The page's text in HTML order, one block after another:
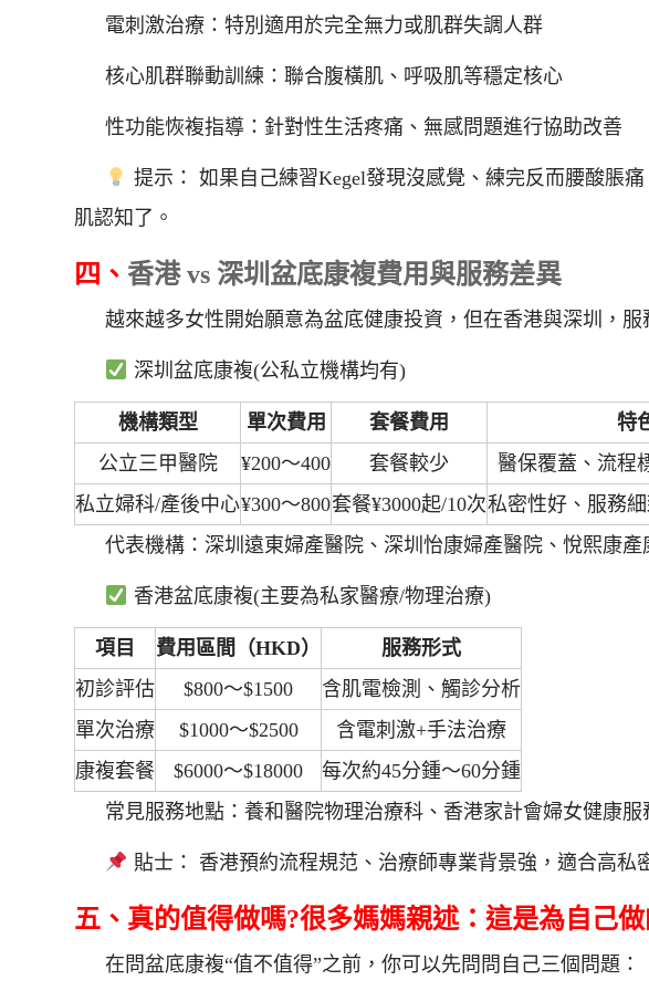
電刺激治療：特別適用於完全無力或肌群失調人群
核心肌群聯動訓練：聯合腹橫肌、呼吸肌等穩定核心
性功能恢複指導：針對性生活疼痛、無感問題進行協助改善
提示： 如果自己練習Kegel發現沒感覺、練完反而腰酸脹
肌認知了。
四、香港 vs 深圳盆底康複費用與服務差異
越來越多女性開始願意為盆底健康投資，但在香港與深圳，服
深圳盆底康複(公私立機構均有)
機構類型 單次費用 套餐費用
特
公立三甲醫院
¥200～400 套餐較少
醫保覆蓋、流程
私立婦科/產後中心¥300～800套餐¥3000起/10次私密性好、服務
代表機構：深圳遠東婦產醫院、深圳怡康婦產醫院、悅熙康產
香港盆底康複(主要為私家醫療/物理治療)
項目 費用區間（HKD）
服務形式
初診評估
$800～$1500
含肌電檢測、觸診分析
單次治療
$1000～$2500
含電刺激+手法治療
康複套餐
$6000～$18000
每次約45分鍾～60分鍾
常見服務地點：養和醫院物理治療科、香港家計會婦女健康
貼士： 香港預約流程規范、治療師專業背景強，適合高私
五、真的值得做嗎?很多媽媽親述：這是為自己
在問盆底康複“值不值得”之前，你可以先問問自己三個問題：